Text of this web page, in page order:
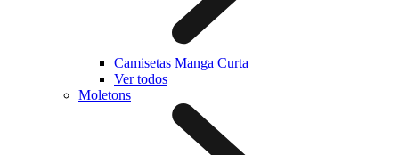
Camisetas Manga Curta
Ver todos
Moletons